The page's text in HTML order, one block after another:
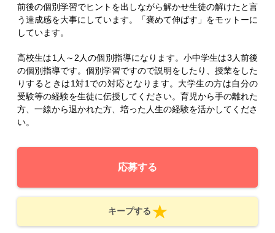
前後の個別学習でヒントを出しながら解かせ生徒の解けたと言
う達成感を大事にしています。「褒めて伸ばす」をモットーに
しています。
高校生は1人～2人の個別指導になります。小中学生は3人前後
の個別指導です。個別学習ですので説明をしたり、授業をした
りするときは1対1での対応となります。大学生の方は自分の
受験等の経験を生徒に伝授してください。育児から手の離れた
方、一線から退かれた方、培った人生の経験を活かしてくださ
い。
応募する
キープする